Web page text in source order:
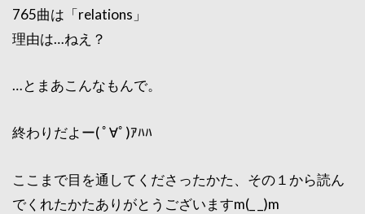
765曲は「relations」
理由は…ねえ？
…とまあこんなもんで。
終わりだよー( ﾟ∀ﾟ)ｱﾊﾊ
ここまで目を通してくださったかた、その１から読ん
でくれたかたありがとうございますm(_ _)m